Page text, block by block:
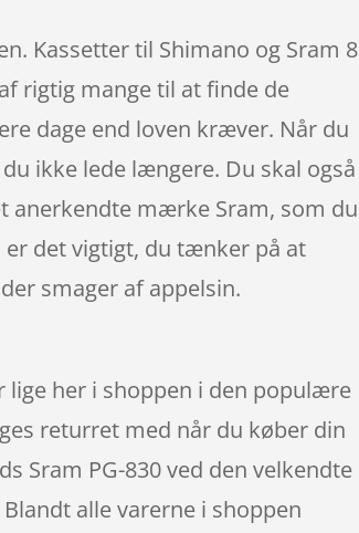
Kassetter til Shimano og Sram 8
rigtig mange til at finde de
dage end loven kræver. Når du
ikke lede længere. Du skal også
anerkendte mærke Sram, som du
er det vigtigt, du tænker på at
smager af appelsin.
lige her i shoppen i den populære
returret med når du køber din
Sram PG-830 ved den velkendte
alle varerne i shoppen